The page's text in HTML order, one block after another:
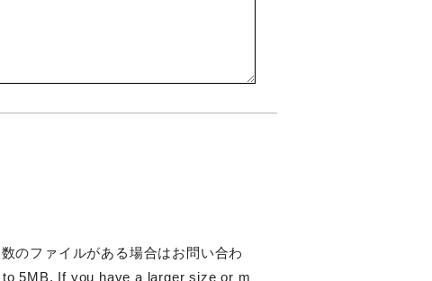
のファイルがある場合はお問い合わ
5MB. If you have a larger size or m